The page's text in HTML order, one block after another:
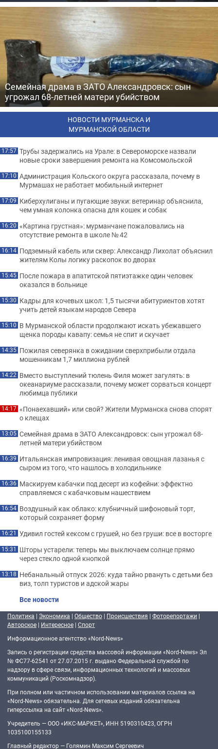
Семейная драма в ЗАТО Александровск: сын
угрожал 68-летней матери убийством
НОВОСТИ МУРМАНСКА И
МУРМАНСКОЙ ОБЛАСТИ
17:57 Трубы задержались на Урале: в Североморске назвали
новые сроки завершения ремонта на Комсомольской
17:10 Администрация Кольского округа рассказала, почему в
Мурмашах не работает мобильный интернет
17:09 Киберхулиганы и пугающие звуки: ветеринар объяснила,
чем умная колонка опасна для кошек и собак
16:20 «Картина грустная»: мурманчане пожаловались на
отсутствие ремонта в школе № 42
16:14 Подземный кабель или сквер: Александр Лихолат объяснил
жителям Колы логику раскопок во дворах
15:45 После пожара в апатитской пятиэтажке один человек
оказался в больнице
15:30 Кадры для кочевых школ: 1,5 тысячи абитуриентов хотят
учить детей языкам народов Севера
15:10 В Мурманской области продолжают искать убежавшего
щенка породы кавапу: семья не спит и скучает
14:35 Пожилая северянка в ожидании сверхприбыли отдала
мошенникам 1,7 миллиона рублей
14:22 Вместо выступлений тюлень Филя может загулять: в
океанариуме рассказали, почему может сорваться концерт
любимца публики
14:17 «Понаехавший» или свой? Жители Мурманска снова спорят
о клещах
13:05 Семейная драма в ЗАТО Александровск: сын угрожал 68-
летней матери убийством
16:39 Итальянская импровизация: ленивая овощная лазанья с
сыром из того, что нашлось в холодильнике
16:36 Маскируем кабачки под десерт из кофейни: эффектно
справляемся с кабачковым нашествием
16:54 Воздушный как облако: клубничный шифоновый торт,
который сохраняет форму
16:21 Удивил гостей кексом с грушей, но без груши: все в восторге
15:31 Шторы устарели: теперь мы выключаем солнце прямо
через стекло одной кнопкой
13:18 Небанальный отпуск 2026: куда тайно рвануть с детьми без
виз, толп туристов и адской жары
Все новости
Политика | Экономика | Общество | Происшествия | Фоторепортажи |
Авторское | Интересное | Спорт
Информационное агентство «Nord-News»
Запись о регистрации средства массовой информации «Nord-News» Эл
№ ФС77-62541 от 27.07.2015 г. выдано Федеральной службой по
надзору в сфере связи, информационных технологий и массовых
коммуникаций (Роскомнадзор).
При полном или частичном использовании материалов ссылка на
«Nord-News» обязательна. Для сетевых изданий обязательна
гиперссылка на сайт «Nord-News».
Учредитель — ООО «ИКС-МАРКЕТ», ИНН 5190310423, ОГРН
1035100155133
Главный редактор — Голямин Максим Сергеевич